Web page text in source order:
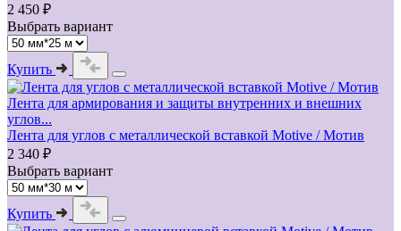
2 450 ₽
Выбрать вариант
Купить
Лента для армирования и защиты внутренних и внешних
углов...
Лента для углов с металлической вставкой Motive / Мотив
2 340 ₽
Выбрать вариант
Купить